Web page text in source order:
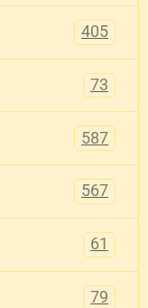
405
73
587
567
61
79